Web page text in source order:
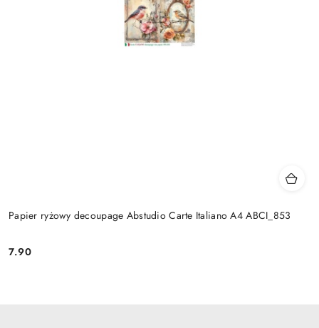
Papier ryżowy decoupage Abstudio Carte Italiano A4 ABCI_853
Cena:
7.90